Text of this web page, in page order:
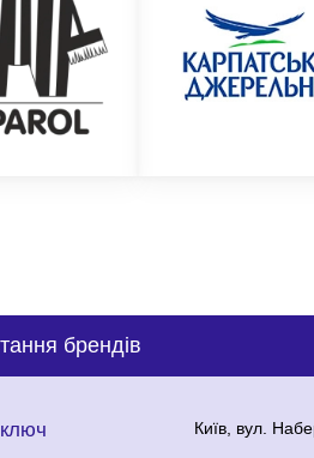
брендів
Київ, вул.